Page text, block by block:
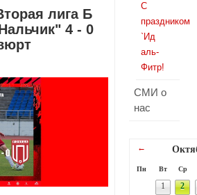
лига Б
4 - 0
С
праздником
`Ид
аль-
Фитр!
СМИ о
нас
←
Пн Вт Ср
1
2